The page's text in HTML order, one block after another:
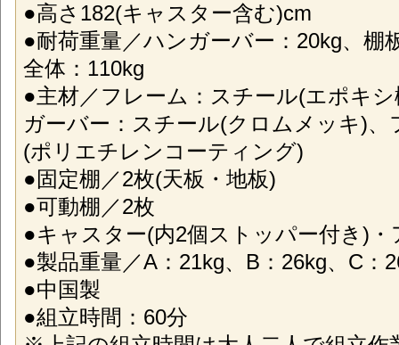
●高さ182(キャスター含む)cm
●耐荷重量／ハンガーバー：20kg、棚
全体：110kg
●主材／フレーム：スチール(エポキ
ガーバー：スチール(クロムメッキ)
(ポリエチレンコーティング)
●固定棚／2枚(天板・地板)
●可動棚／2枚
●キャスター(内2個ストッパー付き)
●製品重量／A：21kg、B：26kg、C：
●中国製
●組立時間：60分